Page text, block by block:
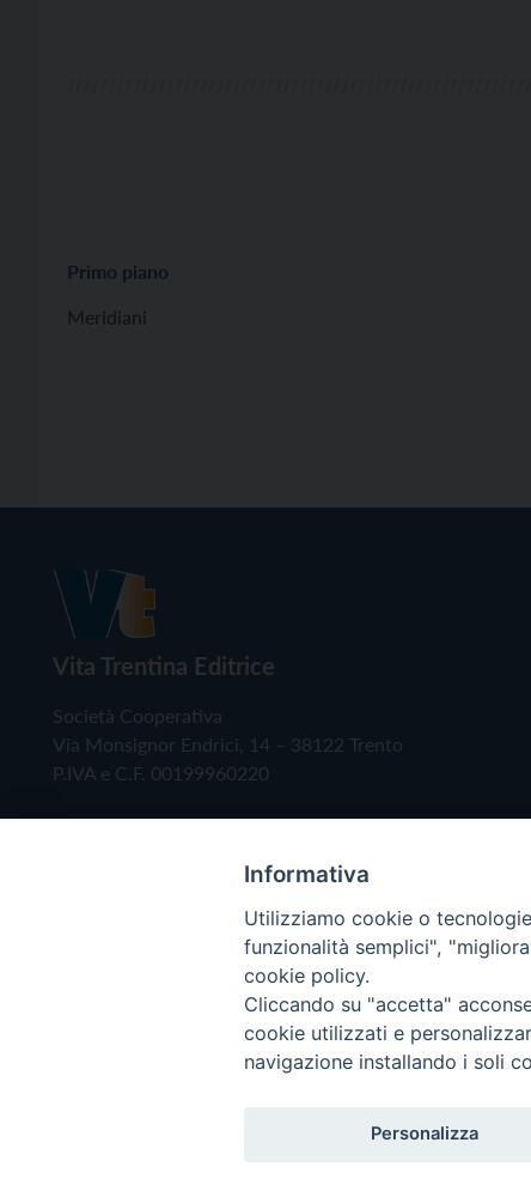
Primo piano
Meridiani
Vita Trentina Editrice
Società Cooperativa
Via Monsignor Endrici, 14 – 38122 Trento
P.IVA e C.F. 00199960220
Copyright © 2019 - Tutti i diritti riservati -
Informativa
Utilizziamo cookie o
funzionalità semplici",
cookie policy.
Cliccando su "accetta"
cookie utilizzati e
navigazione installando i soli
Personalizza